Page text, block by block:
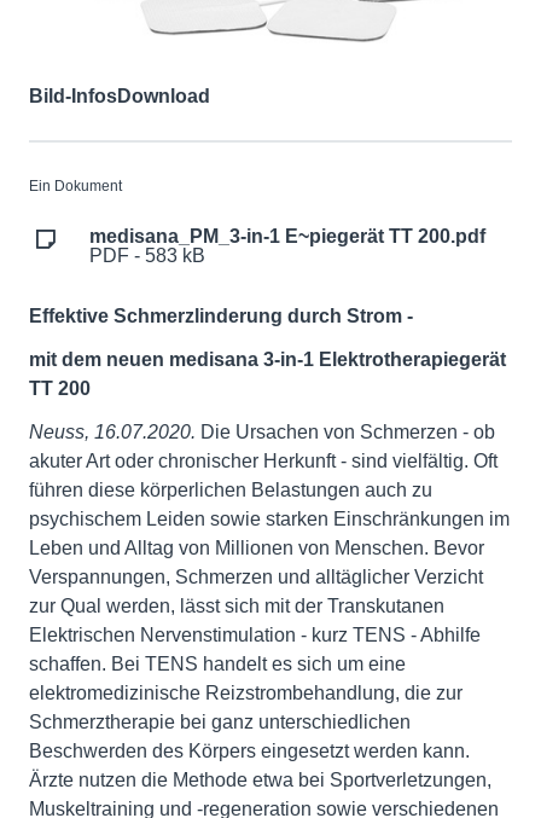
Bild-InfosDownload
Ein Dokument
medisana_PM_3-in-1 E~piegerät TT 200.pdf
PDF - 583 kB
Effektive Schmerzlinderung durch Strom -
mit dem neuen medisana 3-in-1 Elektrotherapiegerät
TT 200
Neuss, 16.07.2020. Die Ursachen von Schmerzen - ob
akuter Art oder chronischer Herkunft - sind vielfältig. Oft
führen diese körperlichen Belastungen auch zu
psychischem Leiden sowie starken Einschränkungen im
Leben und Alltag von Millionen von Menschen. Bevor
Verspannungen, Schmerzen und alltäglicher Verzicht
zur Qual werden, lässt sich mit der Transkutanen
Elektrischen Nervenstimulation - kurz TENS - Abhilfe
schaffen. Bei TENS handelt es sich um eine
elektromedizinische Reizstrombehandlung, die zur
Schmerztherapie bei ganz unterschiedlichen
Beschwerden des Körpers eingesetzt werden kann.
Ärzte nutzen die Methode etwa bei Sportverletzungen,
Muskeltraining und -regeneration sowie verschiedenen